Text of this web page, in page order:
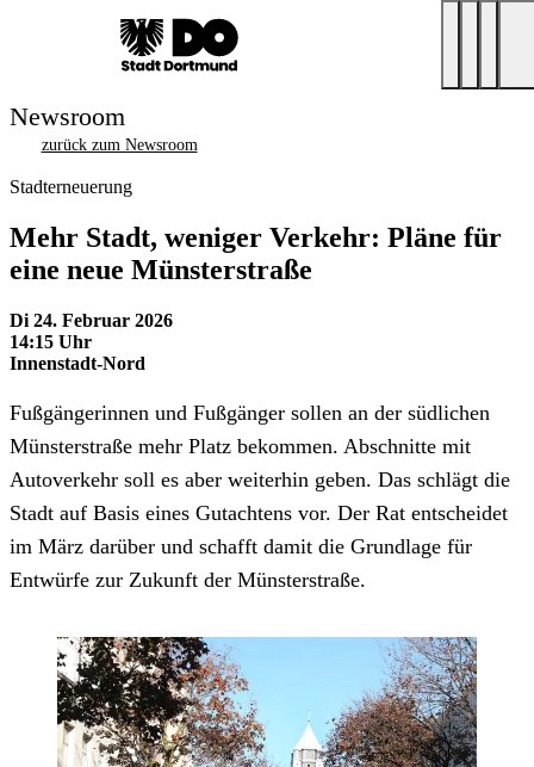
Newsroom
zurück zum Newsroom
Stadterneuerung
Mehr Stadt, weniger Verkehr: Pläne für
eine neue Münsterstraße
Di 24. Februar 2026
14:15 Uhr
Innenstadt-Nord
Fußgängerinnen und Fußgänger sollen an der südlichen
Münsterstraße mehr Platz bekommen. Abschnitte mit
Autoverkehr soll es aber weiterhin geben. Das schlägt die
Stadt auf Basis eines Gutachtens vor. Der Rat entscheidet
im März darüber und schafft damit die Grundlage für
Entwürfe zur Zukunft der Münsterstraße.